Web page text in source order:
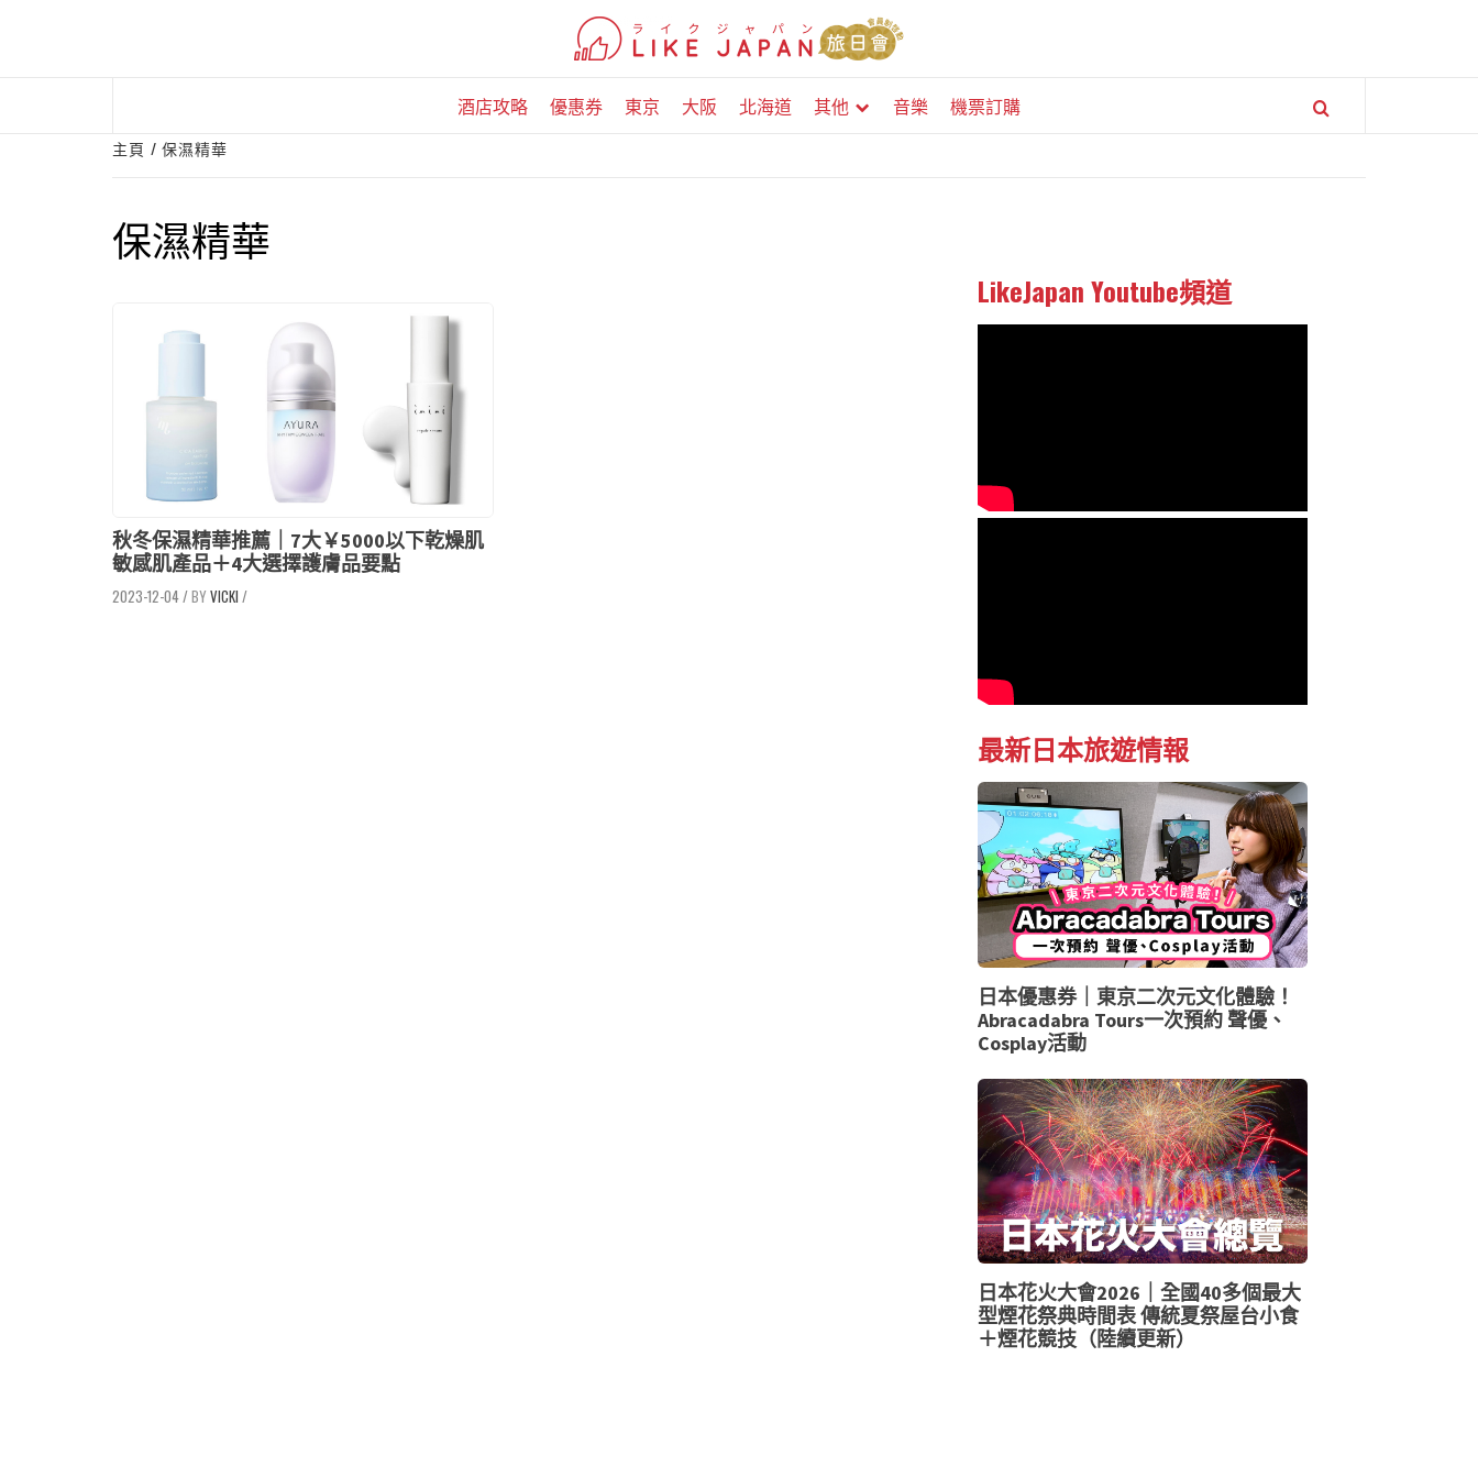
酒店攻略 優惠券 東京 大阪 北海道 其他 音樂 機票訂購
主頁 保濕精華
保濕精華
秋冬保濕精華推薦｜7大￥5000以下乾燥肌
敏感肌產品＋4大選擇護膚品要點
2023-12-04/ VICKI /
LikeJapan Youtube頻道
最新日本旅遊情報
日本優惠券｜東京二次元文化體驗！
Abracadabra Tours一次預約 聲優、
Cosplay活動
日本花火大會2026｜全國40多個最大
型煙花祭典時間表 傳統夏祭屋台小食
＋煙花競技（陸續更新）